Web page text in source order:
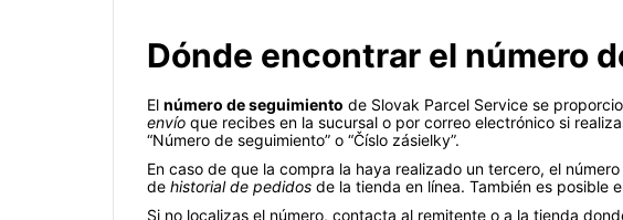
Dónde encontrar el número
El número de seguimiento de Slovak Parcel Service se
envío que recibes en la sucursal o por correo electrónico si
“Número de seguimiento” o “Číslo zásielky”.
En caso de que la compra la haya realizado un tercero, el
de historial de pedidos de la tienda en línea. También es posible
Si no localizas el número, contacta al remitente o a la tienda